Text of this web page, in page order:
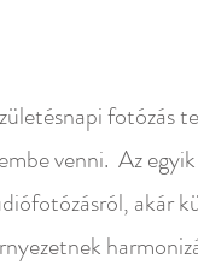
kültéri
a